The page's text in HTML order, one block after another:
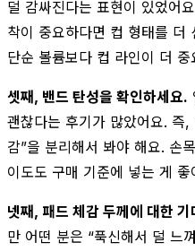
덜 감싸진다는 표현이 있었어
착이 중요하다면 컵 형태를 더
단순 볼륨보다 컵 라인이 더 중
셋째, 밴드 탄성을 확인하세요.
괜찮다는 후기가 많았어요. 즉,
감”을 분리해서 봐야 해요. 손
이도도 구매 기준에 넣는 게 좋
넷째, 패드 체감 두께에 대한
만 어떤 분은 “푹신해서 덜 느